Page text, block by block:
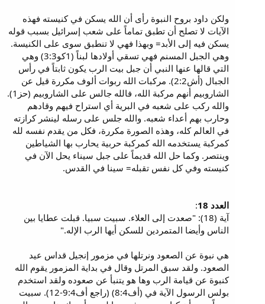
ولكن داود بروح النبوة رأى أن الله يسكن في كنيسته فهذه
الآيات لا تصلح أن تطبق تماماً على شعب إسرائيل بسبب قوله
يسكن فيه إلى الأبد= وبهذا فهي لا تنطبق سوى على الكنيسة.
وهي الجبل المسنم فهي تسقي أولادها لبناً (1كو3:3) وهي
التي قالها عنها النبي أن جبل بيت الرب يكون ثابتاً في رأس
الجبال (أش2:2). مركبات الله ربوات ألوف مكررة قيل عن
الشاروبيم أنهم مركبة الله، فالله جالس على الشاروبيم (حز1).
والله ركب على شعبه في البرية أي استراح فيهم وقادهم
وحارب بهم أعداء شعبه. والله جلس على رسله لينشر كرازته
في العالم كله، وهذه الصورة مكررة، فكل من يقدم نفسه لله
كمركبة يستخدمه الله كمركبة حربية يحارب بها الشياطين
وينتصر. وكما حل الله قديماً على جبل سيناء يحل الآن في
كنيسته وفي كل نفس تقبله= سينا في القدس.
العدد 18
:
آية (18): "صعدت إلى العلاء. سبيت سبيا. قبلت عطايا بين
الناس وأيضا المتمردين للسكن أيها الرب الإله."
هي نبوة عن الصعود ونرتلها في مزمور إنجيل قداس عيد
الصعود. ولقد سبق المرتل وقال في بداية المزمور يقوم الله
كنبوة عن قيامة الرب وها هو يتنبأ عن صعوده ولقد استخدم
بولس الرسول الآية في (أف8:4) (راجع أف9:4-12). سبيت